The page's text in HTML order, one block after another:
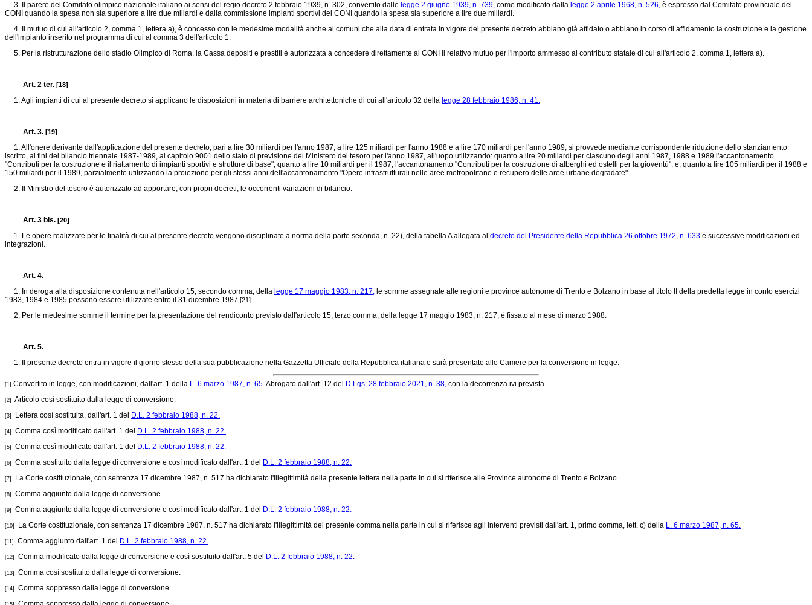
3. Il parere del Comitato olimpico nazionale italiano ai sensi del regio decreto 2 febbraio 1939, n. 302, convertito dalle legge 2 giugno 1939, n. 739, come modificato dalla legge 2 aprile 1968, n. 526, è espresso dal Comitato provinciale del
CONI quando la spesa non sia superiore a lire due miliardi e dalla commissione impianti sportivi del CONI quando la spesa sia superiore a lire due miliardi.
4. Il mutuo di cui all'articolo 2, comma 1, lettera a), è concesso con le medesime modalità anche ai comuni che alla data di entrata in vigore del presente decreto abbiano già affidato o abbiano in corso di affidamento la costruzione e la gestione
dell'impianto inserito nel programma di cui al comma 3 dell'articolo 1.
5. Per la ristrutturazione dello stadio Olimpico di Roma, la Cassa depositi e prestiti è autorizzata a concedere direttamente al CONI il relativo mutuo per l'importo ammesso al contributo statale di cui all'articolo 2, comma 1, lettera a).
Art. 2 ter. [18]
1. Agli impianti di cui al presente decreto si applicano le disposizioni in materia di barriere architettoniche di cui all'articolo 32 della legge 28 febbraio 1986, n. 41.
Art. 3. [19]
1. All'onere derivante dall'applicazione del presente decreto, pari a lire 30 miliardi per l'anno 1987, a lire 125 miliardi per l'anno 1988 e a lire 170 miliardi per l'anno 1989, si provvede mediante corrispondente riduzione dello stanziamento
iscritto, ai fini del bilancio triennale 1987-1989, al capitolo 9001 dello stato di previsione del Ministero del tesoro per l'anno 1987, all'uopo utilizzando: quanto a lire 20 miliardi per ciascuno degli anni 1987, 1988 e 1989 l'accantonamento
"Contributi per la costruzione e il riattamento di impianti sportivi e strutture di base"; quanto a lire 10 miliardi per il 1987, l'accantonamento "Contributi per la costruzione di alberghi ed ostelli per la gioventù"; e, quanto a lire 105 miliardi per il 1988 e
150 miliardi per il 1989, parzialmente utilizzando la proiezione per gli stessi anni dell'accantonamento "Opere infrastrutturali nelle aree metropolitane e recupero delle aree urbane degradate".
2. Il Ministro del tesoro è autorizzato ad apportare, con propri decreti, le occorrenti variazioni di bilancio.
Art. 3 bis. [20]
1. Le opere realizzate per le finalità di cui al presente decreto vengono disciplinate a norma della parte seconda, n. 22), della tabella A allegata al decreto del Presidente della Repubblica 26 ottobre 1972, n. 633 e successive modificazioni ed
integrazioni.
Art. 4.
1. In deroga alla disposizione contenuta nell'articolo 15, secondo comma, della legge 17 maggio 1983, n. 217, le somme assegnate alle regioni e province autonome di Trento e Bolzano in base al titolo II della predetta legge in conto esercizi
1983, 1984 e 1985 possono essere utilizzate entro il 31 dicembre 1987 [21] .
2. Per le medesime somme il termine per la presentazione del rendiconto previsto dall'articolo 15, terzo comma, della legge 17 maggio 1983, n. 217, è fissato al mese di marzo 1988.
Art. 5.
1. Il presente decreto entra in vigore il giorno stesso della sua pubblicazione nella Gazzetta Ufficiale della Repubblica italiana e sarà presentato alle Camere per la conversione in legge.
[1] Convertito in legge, con modificazioni, dall'art. 1 della L. 6 marzo 1987, n. 65.Abrogato dall'art. 12 del D.Lgs. 28 febbraio 2021, n. 38, con la decorrenza ivi prevista.
[2] Articolo così sostituito dalla legge di conversione.
[3] Lettera così sostituita, dall'art. 1 del D.L. 2 febbraio 1988, n. 22.
[4] Comma così modificato dall'art. 1 del D.L. 2 febbraio 1988, n. 22.
[5] Comma così modificato dall'art. 1 del D.L. 2 febbraio 1988, n. 22.
[6] Comma sostituito dalla legge di conversione e così modificato dall'art. 1 del D.L. 2 febbraio 1988, n. 22.
[7] La Corte costituzionale, con sentenza 17 dicembre 1987, n. 517 ha dichiarato l'illegittimità della presente lettera nella parte in cui si riferisce alle Province autonome di Trento e Bolzano.
[8] Comma aggiunto dalla legge di conversione.
[9] Comma aggiunto dalla legge di conversione e così modificato dall'art. 1 del D.L. 2 febbraio 1988, n. 22.
[10] La Corte costituzionale, con sentenza 17 dicembre 1987, n. 517 ha dichiarato l'illegittimità del presente comma nella parte in cui si riferisce agli interventi previsti dall'art. 1, primo comma, lett. c) della L. 6 marzo 1987, n. 65.
[11] Comma aggiunto dall'art. 1 del D.L. 2 febbraio 1988, n. 22.
[12] Comma modificato dalla legge di conversione e così sostituito dall'art. 5 del D.L. 2 febbraio 1988, n. 22.
[13] Comma così sostituito dalla legge di conversione.
[14] Comma soppresso dalla legge di conversione.